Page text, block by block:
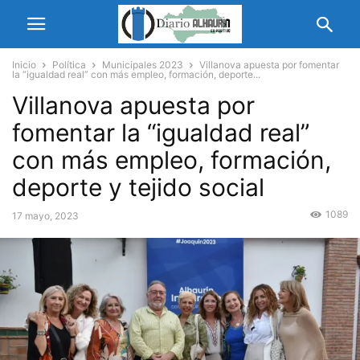
Inicio Política Municipales 2023
Villanova apuesta por fomentar
la “igualdad real” con más empleo, formación, deporte...
Villanova apuesta por
fomentar la “igualdad real”
con más empleo, formación,
deporte y tejido social
17 mayo, 2023 1089